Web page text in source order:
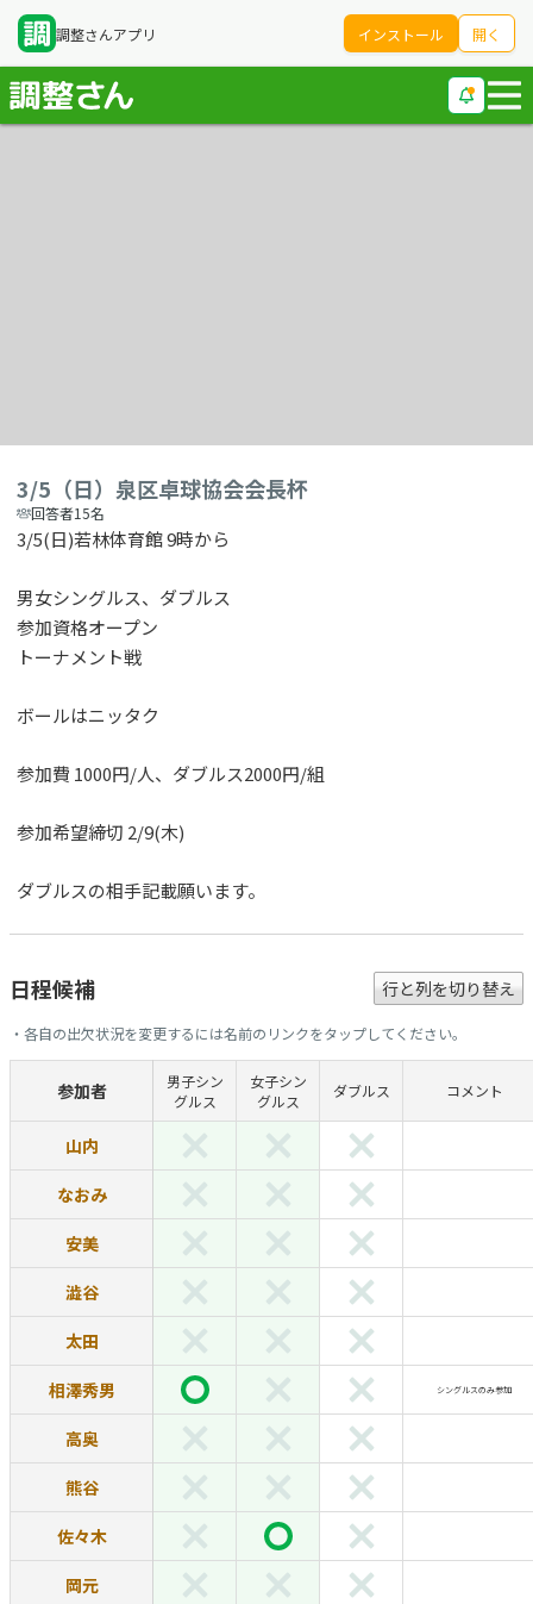
調整さんアプリ インストール 開く
3/5（日）泉区卓球協会会長杯
回答者15名
3/5(日)若林体育館 9時から
男女シングルス、ダブルス
参加資格オープン
トーナメント戦
ボールはニッタク
参加費 1000円/人、ダブルス2000円/組
参加希望締切 2/9(木)
ダブルスの相手記載願います。
日程候補 行と列を切り替え
・各自の出欠状況を変更するには名前のリンクをタップしてください。
参加者
男子シン
グルス
女子シン
グルス
ダブルス コメント
山内
なおみ
安美
澁谷
太田
相澤秀男 シングルスのみ参加
高奥
熊谷
佐々木
岡元